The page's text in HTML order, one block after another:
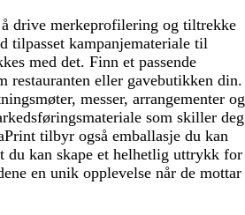
drive merkeprofilering og tiltrekke
tilpasset kampanjemateriale til
med det. Finn et passende
restauranten eller gavebutikken din.
messer, arrangementer og
som skiller deg
tilbyr også emballasje du kan
du kan skape et helhetlig uttrykk for
en unik opplevelse når de mottar